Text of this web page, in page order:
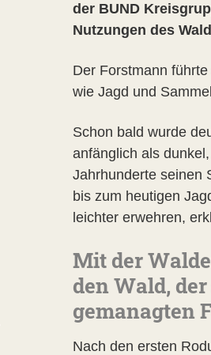
der BUND
Nutzungen des
Der Forstmann
wie Jagd und
Schon bald wurde
anfänglich als
Jahrhunderte seinen
bis zum heutigen
leichter erwehren,
Mit der
den Wald,
gemanagten
Nach den ersten